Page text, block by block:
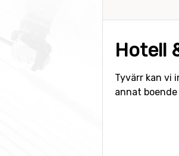
Hotell
Tyvärr kan vi
annat